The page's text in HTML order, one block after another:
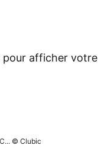
pour afficher votre
© Clubic